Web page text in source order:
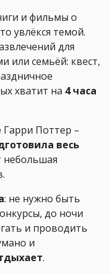
и фильмы о
увлёкся темой.
для
или семьёй: квест,
хватит на 4 часа
Поттер –
весь
небольшая
: не нужно быть
до ночи
и проводить
и
.